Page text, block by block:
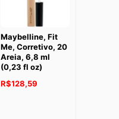
Maybelline, Fit
Me, Corretivo, 20
Areia, 6,8 ml
(0,23 fl oz)
R$128,59